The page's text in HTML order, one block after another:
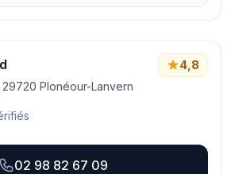
29720 Plonéour-Lanvern
4,8
02 98 82 67 09